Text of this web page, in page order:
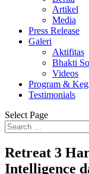
Artikel
Media
Press Release
Galeri
Aktifitas
Bhakti
Videos
Program &
Testimonials
Select Page
Retreat 3
Intelligence